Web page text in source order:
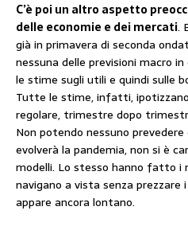
C’è poi un altro aspetto
delle economie e dei mercati.
già in primavera di seconda
nessuna delle previsioni macro
le stime sugli utili e quindi sulle
Tutte le stime, infatti,
regolare, trimestre dopo
Non potendo nessuno
evolverà la pandemia, non si è
modelli. Lo stesso hanno fatto
navigano a vista senza prezzare
appare ancora lontano.